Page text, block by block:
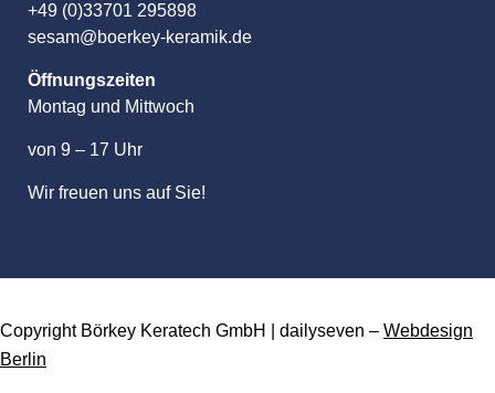
+49 (0)33701 295898
sesam@boerkey-keramik.de
Öffnungszeiten
Montag und Mittwoch
von 9 – 17 Uhr
Wir freuen uns auf Sie!
Copyright Börkey Keratech GmbH | dailyseven – Webdesign
Berlin